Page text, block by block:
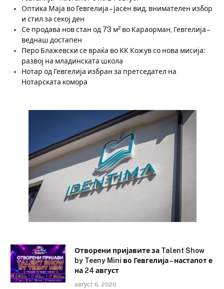
Оптика Маја во Гевгелија – јасен вид, внимателен избор
и стил за секој ден
Се продава нов стан од 73 м² во Караорман, Гевгелија –
веднаш достапен
Перо Блажевски се враќа во КК Кожув со нова мисија:
развој на младинската школа
Нотар од Гевгелија избран за претседател на
Нотарската комора
Отворени пријавите за Talent Show
by Teeny Mini во Гевгелија – настапот е
на 24 август
август 6, 2026